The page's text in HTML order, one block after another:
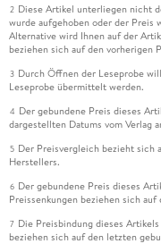
2 Diese Artikel unterliegen nicht
wurde aufgehoben oder der Preis
Alternative wird Ihnen auf der
beziehen sich auf den vorherigen
3 Durch Öffnen der Leseprobe
Leseprobe übermittelt werden.
4 Der gebundene Preis dieses
dargestellten Datums vom Verlag
5 Der Preisvergleich bezieht sich
Herstellers.
6 Der gebundene Preis dieses
Preissenkungen beziehen sich
7 Die Preisbindung dieses
beziehen sich auf den letzten